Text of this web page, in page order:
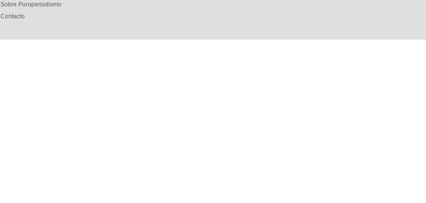
Sobre Puroperiodismo
Contacto